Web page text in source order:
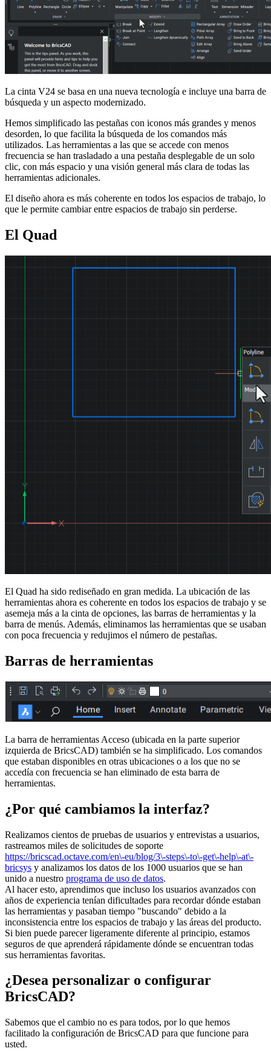
La cinta V24 se basa en una nueva tecnología e incluye una barra de
búsqueda y un aspecto modernizado.
Hemos simplificado las pestañas con iconos más grandes y menos
desorden, lo que facilita la búsqueda de los comandos más
utilizados. Las herramientas a las que se accede con menos
frecuencia se han trasladado a una pestaña desplegable de un solo
clic, con más espacio y una visión general más clara de todas las
herramientas adicionales.
El diseño ahora es más coherente en todos los espacios de trabajo, lo
que le permite cambiar entre espacios de trabajo sin perderse.
El Quad
El Quad ha sido rediseñado en gran medida. La ubicación de las
herramientas ahora es coherente en todos los espacios de trabajo y se
asemeja más a la cinta de opciones, las barras de herramientas y la
barra de menús. Además, eliminamos las herramientas que se usaban
con poca frecuencia y redujimos el número de pestañas.
Barras de herramientas
La barra de herramientas Acceso (ubicada en la parte superior
izquierda de BricsCAD) también se ha simplificado. Los comandos
que estaban disponibles en otras ubicaciones o a los que no se
accedía con frecuencia se han eliminado de esta barra de
herramientas.
¿Por qué cambiamos la interfaz?
Realizamos cientos de pruebas de usuarios y entrevistas a usuarios,
rastreamos miles de solicitudes de soporte
https://bricscad.octave.com/en\-eu/blog/3\-steps\-to\-get\-help\-at\-
bricsys y analizamos los datos de los 1000 usuarios que se han
unido a nuestro programa de uso de datos.
Al hacer esto, aprendimos que incluso los usuarios avanzados con
años de experiencia tenían dificultades para recordar dónde estaban
las herramientas y pasaban tiempo "buscando" debido a la
inconsistencia entre los espacios de trabajo y las áreas del producto.
Si bien puede parecer ligeramente diferente al principio, estamos
seguros de que aprenderá rápidamente dónde se encuentran todas
sus herramientas favoritas.
¿Desea personalizar o configurar
BricsCAD?
Sabemos que el cambio no es para todos, por lo que hemos
facilitado la configuración de BricsCAD para que funcione para
usted.